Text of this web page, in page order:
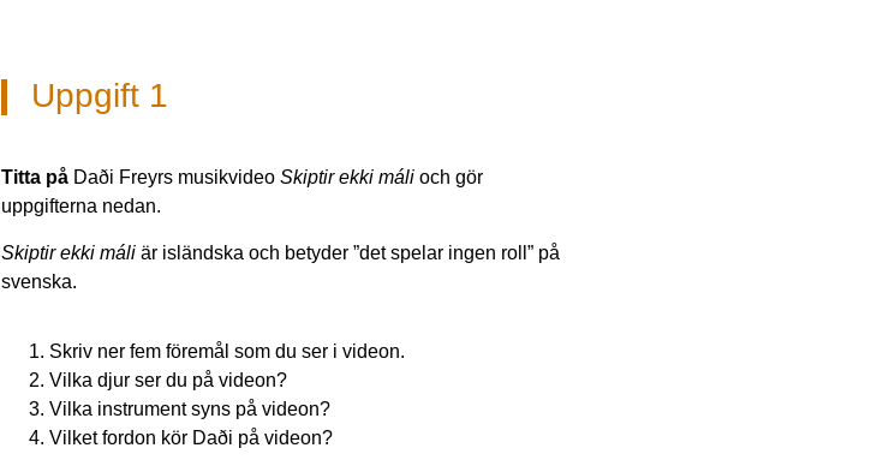
Uppgift 1
Titta på Daði Freyrs musikvideo Skiptir ekki máli och gör
uppgifterna nedan.
Skiptir ekki máli är isländska och betyder ”det spelar ingen roll” på
svenska.
Skriv ner fem föremål som du ser i videon.
Vilka djur ser du på videon?
Vilka instrument syns på videon?
Vilket fordon kör Daði på videon?